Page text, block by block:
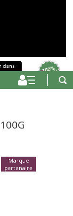
Marque
partenaire